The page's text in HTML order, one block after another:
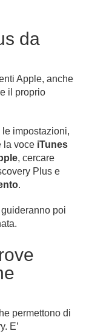
da
Apple, anche
il proprio
impostazioni,
la voce iTunes
, cercare
Plus e
.
poi
permettono di
E’